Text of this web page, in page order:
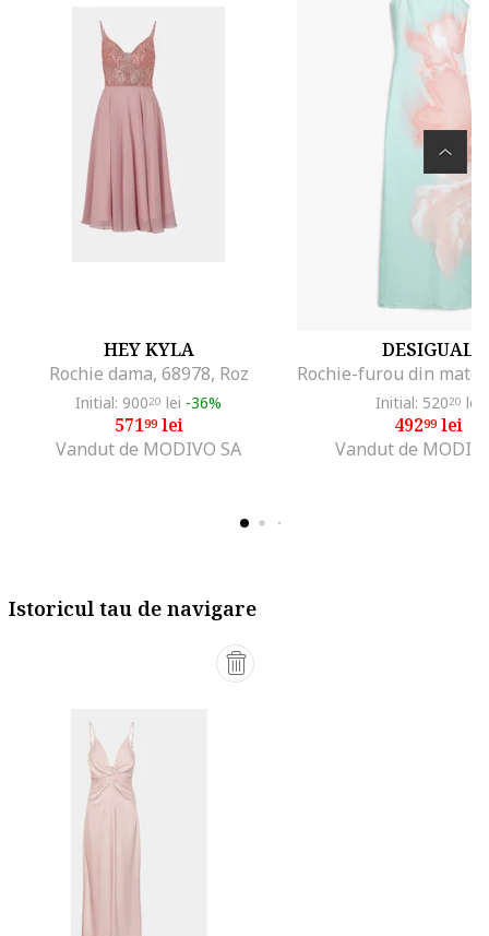
HEY KYLA
Rochie dama, 68978, Roz
Initial: 90020 lei -36%
57199lei
Vandut de MODIVO SA
DESIGUAL
Initial: 52020 lei
49299lei
Vandut de
Istoricul tau de navigare